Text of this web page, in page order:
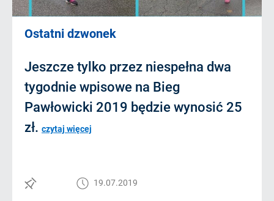
Ostatni dzwonek
Jeszcze tylko przez niespełna dwa
tygodnie wpisowe na Bieg
Pawłowicki 2019 będzie wynosić 25
zł. czytaj więcej
19.07.2019